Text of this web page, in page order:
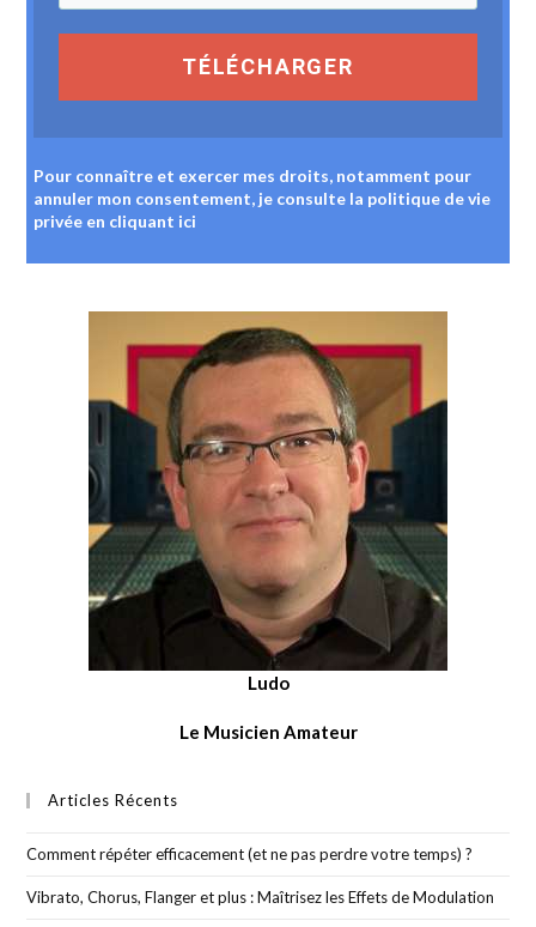
TÉLÉCHARGER
Pour connaître et exercer mes droits, notamment pour
annuler mon consentement, je consulte la politique de vie
privée en cliquant ici
Ludo
Le Musicien Amateur
Articles Récents
Comment répéter efficacement (et ne pas perdre votre temps) ?
Vibrato, Chorus, Flanger et plus : Maîtrisez les Effets de Modulation